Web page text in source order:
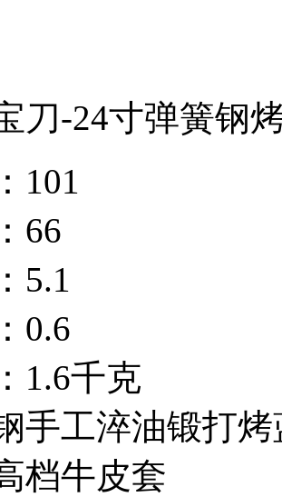
刀-24寸弹簧钢
101
66
5.1
0.6
1.6千克
手工淬油锻打
档牛皮套